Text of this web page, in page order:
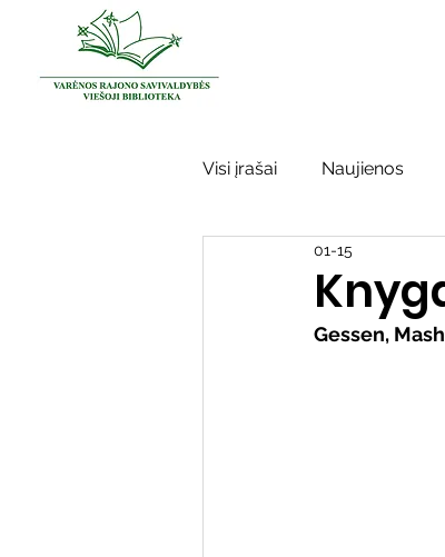
Visi įrašai Naujienos
Kraštotyros darbai
Sidabrinės bitės
01-15
Gessen,